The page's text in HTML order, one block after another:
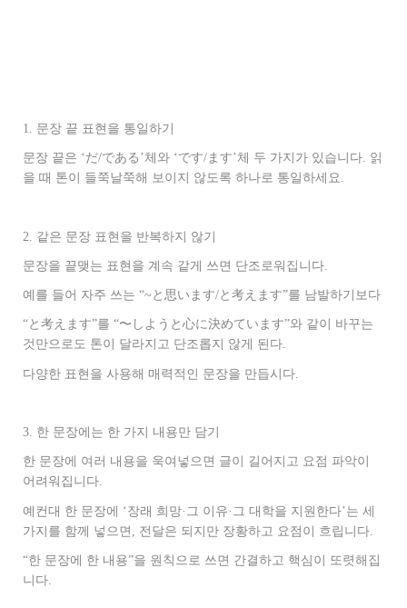
1. 문장 끝 표현을 통일하기
문장 끝은 ‘だ/である’체와 ‘です/ます’체 두 가지가 있습니다. 읽
을 때 톤이 들쭉날쭉해 보이지 않도록 하나로 통일하세요.
2. 같은 문장 표현을 반복하지 않기
문장을 끝맺는 표현을 계속 같게 쓰면 단조로워집니다.
예를 들어 자주 쓰는 “~と思います/と考えます”를 남발하기보다
“と考えます”를 “〜しようと心に決めています”와 같이 바꾸는
것만으로도 톤이 달라지고 단조롭지 않게 된다.
다양한 표현을 사용해 매력적인 문장을 만듭시다.
3. 한 문장에는 한 가지 내용만 담기
한 문장에 여러 내용을 욱여넣으면 글이 길어지고 요점 파악이
어려워집니다.
예컨대 한 문장에 ‘장래 희망·그 이유·그 대학을 지원한다’는 세
가지를 함께 넣으면, 전달은 되지만 장황하고 요점이 흐립니다.
“한 문장에 한 내용”을 원칙으로 쓰면 간결하고 핵심이 또렷해집
니다.